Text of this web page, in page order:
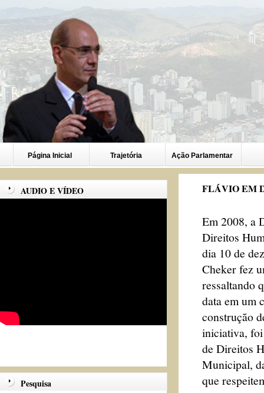
Página Inicial Trajetória Ação Parlamentar
AUDIO E VÍDEO
Pesquisa
FLÁVIO EM
Em 2008, a
Direitos
dia 10 de
Cheker fez
ressaltando
data em um
construção
iniciativa, foi
de Direitos
Municipal,
que